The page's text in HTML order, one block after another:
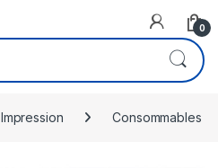
0
Impression Consommables